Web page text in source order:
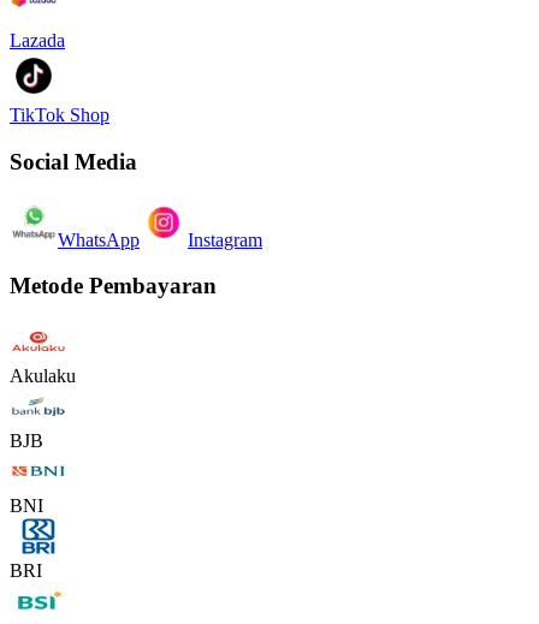
Lazada
TikTok Shop
Social Media
WhatsApp Instagram
Metode Pembayaran
Akulaku
BJB
BNI
BRI